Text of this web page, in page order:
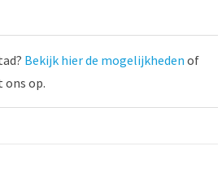
Bekijk hier de mogelijkheden of
op.